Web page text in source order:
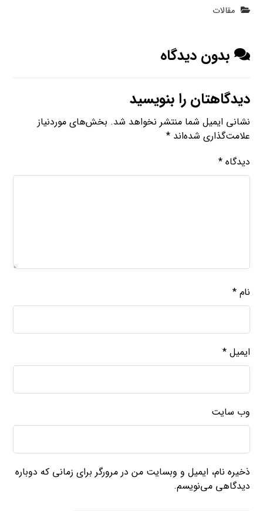
مقالات
بدون دیدگاه
دیدگاهتان را بنویسید
نشانی ایمیل شما منتشر نخواهد شد. بخش‌های موردنیاز
علامت‌گذاری شده‌اند*
دیدگاه*
نام*
ایمیل*
وب‌ سایت
ذخیره نام، ایمیل و وبسایت من در مرورگر برای زمانی که دوباره
دیدگاهی می‌نویسم.